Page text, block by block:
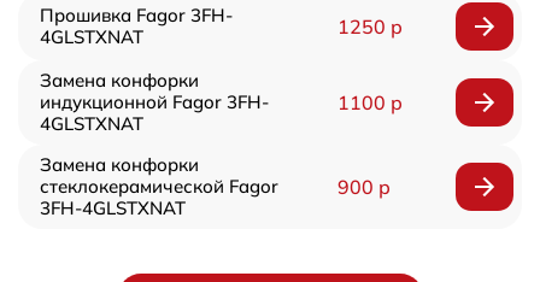
Прошивка Fagor 3FH-
4GLSTXNAT
1250 р
Замена конфорки
индукционной Fagor 3FH-
4GLSTXNAT
1100 р
Замена конфорки
стеклокерамической Fagor
3FH-4GLSTXNAT
900 р